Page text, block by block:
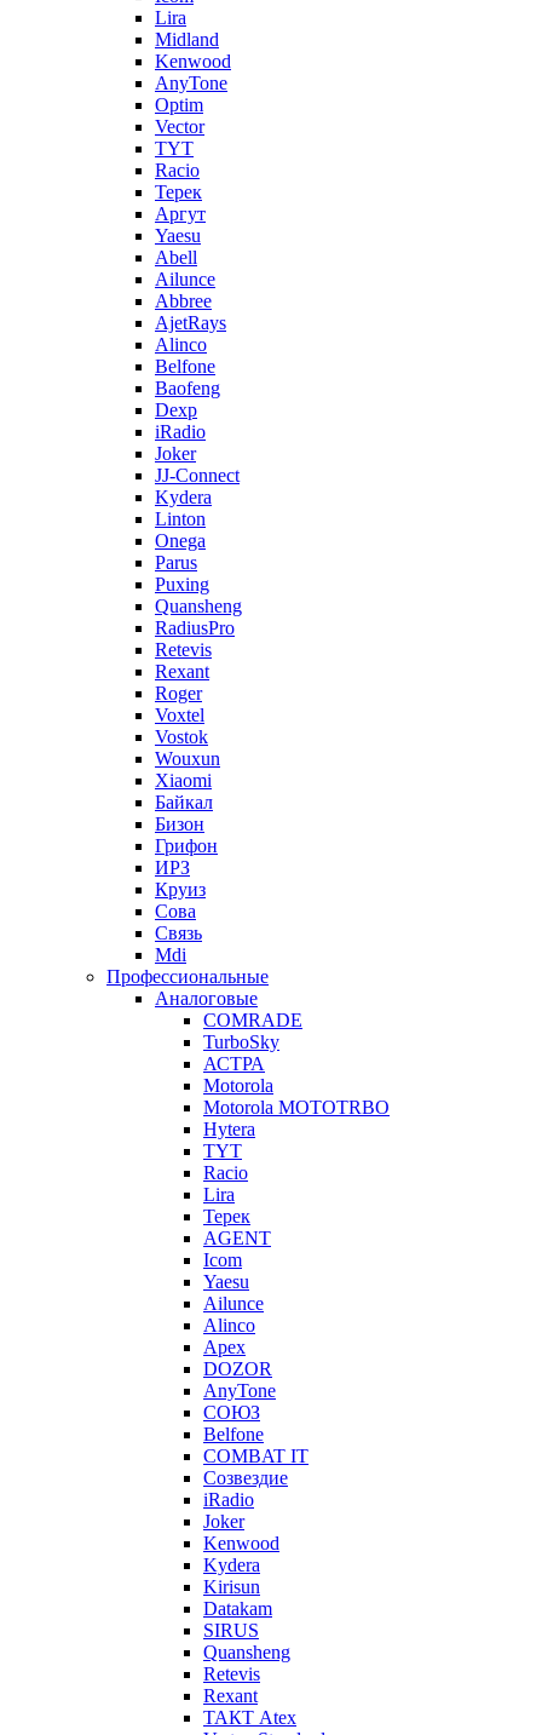
Lira
Midland
Kenwood
AnyTone
Optim
Vector
TYT
Racio
Терек
Аргут
Yaesu
Abell
Ailunce
Abbree
AjetRays
Alinco
Belfone
Baofeng
Dexp
iRadio
Joker
JJ-Connect
Kydera
Linton
Onega
Parus
Puxing
Quansheng
RadiusPro
Retevis
Rexant
Roger
Voxtel
Vostok
Wouxun
Xiaomi
Байкал
Бизон
Грифон
ИРЗ
Круиз
Сова
Связь
Mdi
Профессиональные
Аналоговые
COMRADE
TurboSky
АСТРА
Motorola
Motorola MOTOTRBO
Hytera
TYT
Racio
Lira
Терек
AGENT
Icom
Yaesu
Ailunce
Alinco
Apex
DOZOR
AnyTone
СОЮЗ
Belfone
COMBAT IT
Созвездие
iRadio
Joker
Kenwood
Kydera
Kirisun
Datakam
SIRUS
Quansheng
Retevis
Rexant
ТАКТ Atex